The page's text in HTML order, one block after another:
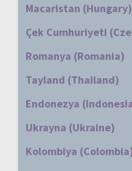
Macaristan (Hungary)
Çek Cumhuriyeti
Romanya (Romania)
Tayland (Thailand)
Endonezya
Ukrayna (Ukraine)
Kolombiya